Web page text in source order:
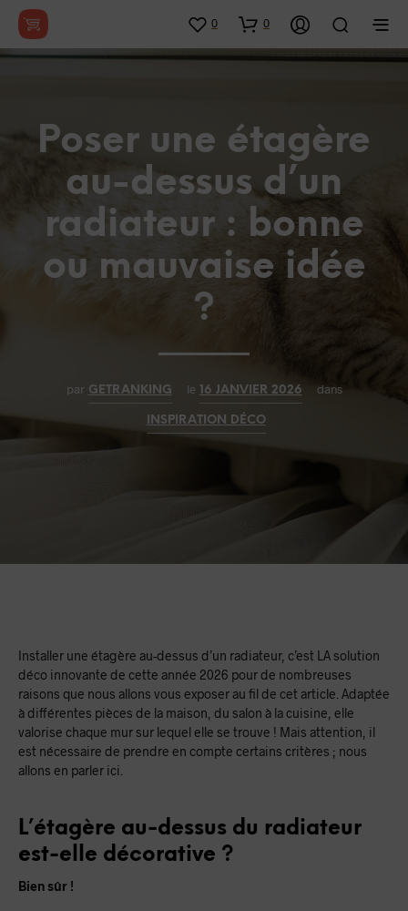
0 0
Poser une étagère
au-dessus d’un
radiateur : bonne
ou mauvaise idée
?
par GETRANKING le 16 JANVIER 2026 dans
INSPIRATION DÉCO
Installer une étagère au-dessus d’un radiateur, c’est LA solution
déco innovante de cette année 2026 pour de nombreuses
raisons que nous allons vous exposer au fil de cet article. Adaptée
à différentes pièces de la maison, du salon à la cuisine, elle
valorise chaque mur sur lequel elle se trouve ! Mais attention, il
est nécessaire de prendre en compte certains critères ; nous
allons en parler ici.
L’étagère au-dessus du radiateur
est-elle décorative ?
Bien sûr !